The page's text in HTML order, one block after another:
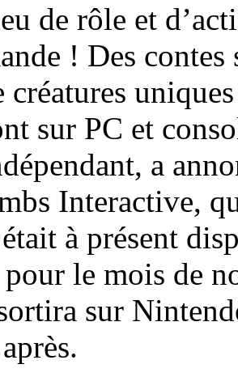
de rôle et
! Des
créatures
sur PC et
a
Interactive,
à présent
le mois de
sur